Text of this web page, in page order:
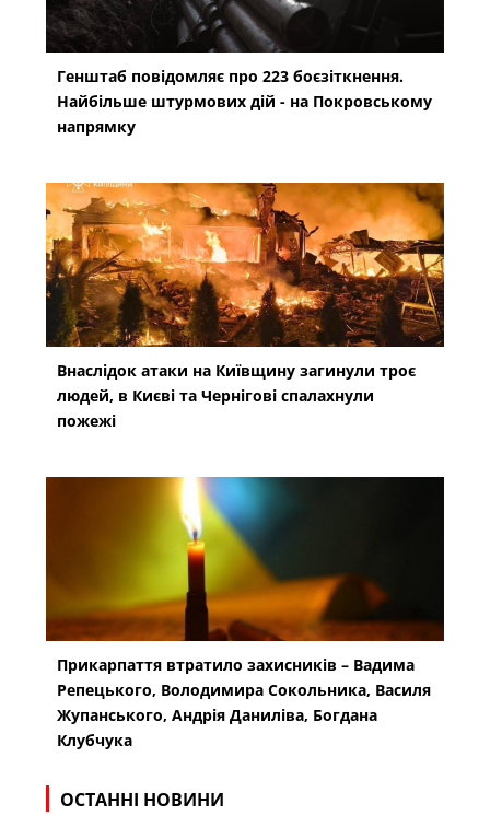
Генштаб повідомляє про 223 боєзіткнення.
Найбільше штурмових дій - на Покровському
напрямку
Внаслідок атаки на Київщину загинули троє
людей, в Києві та Чернігові спалахнули
пожежі
Прикарпаття втратило захисників – Вадима
Репецького, Володимира Сокольника, Василя
Жупанського, Андрія Даниліва, Богдана
Клубчука
ОСТАННІ НОВИНИ